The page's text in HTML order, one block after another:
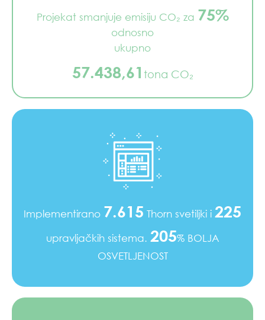
Projekat smanjuje emisiju CO₂ za 75%
odnosno
ukupno
57.438,61 tona CO₂
Implementirano 7.615 Thorn svetiljki i 225
upravljačkih sistema. 205% BOLJA
OSVETLJENOST